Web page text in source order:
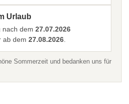
Urlaub
nach dem 27.07.2026
ab dem 27.08.2026
Sommerzeit und bedanken uns für